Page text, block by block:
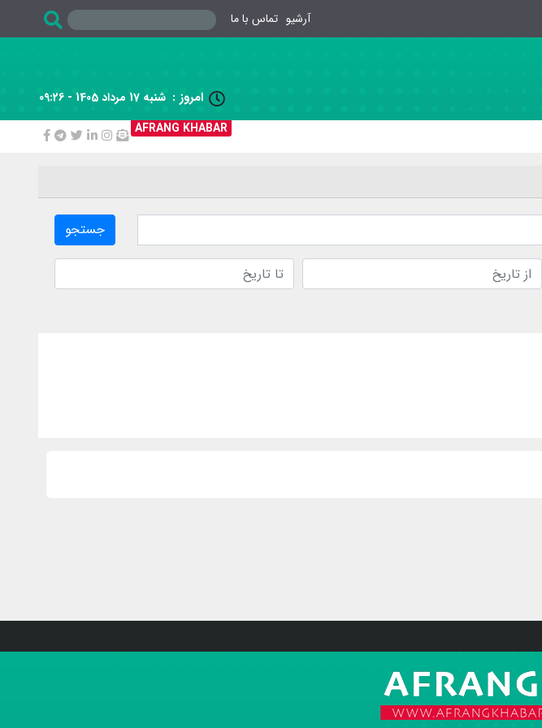
آرشیو تماس با ما
 امروز : شنبه 17 مرداد 1405 - 09:26
AFRANG KHABAR
جستجو